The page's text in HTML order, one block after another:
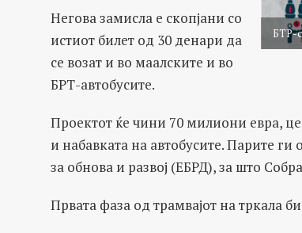
БТР-
Негова замисла е скопјани со
истиот билет од 30 денари да
се возат и во маалските и во
БРТ-автобусите.
Проектот ќе чини 70 милиони евра,
и набавката на автобусите. Парите
за обнова и развој (ЕБРД), за што
Првата фаза од трамвајот на тркала